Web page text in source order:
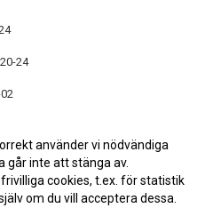
24
använder vi nödvändiga
går inte att stänga av.
cookies, t.ex. för statistik
om du vill acceptera dessa.